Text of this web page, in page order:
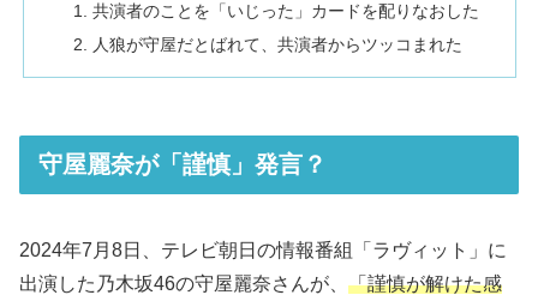
共演者のことを「いじった」カードを配りなおした
人狼が守屋だとばれて、共演者からツッコまれた
守屋麗奈が「謹慎」発言？
2024年7月8日、テレビ朝日の情報番組「ラヴィット」に
出演した乃木坂46の守屋麗奈さんが、 「謹慎が解けた感